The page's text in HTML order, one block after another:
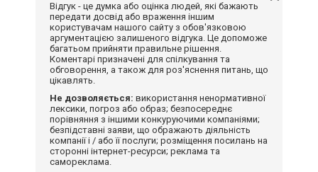
Відгук - це думка або оцінка людей, які бажають
передати досвід або враження іншим
користувачам нашого сайту з обов'язковою
аргументацією залишеного відгука. Це допоможе
багатьом прийняти правильне рішення.
Коментарі призначені для спілкування та
обговорення, а також для роз'яснення питань, що
цікавлять.
Не дозволяється: використання ненормативної
лексики, погроз або образ; безпосереднє
порівняння з іншими конкуруючими компаніями;
безпідставні заяви, що ображають діяльність
компанії і / або її послуги; розміщення посилань на
сторонні інтернет-ресурси; реклама та
самореклама.